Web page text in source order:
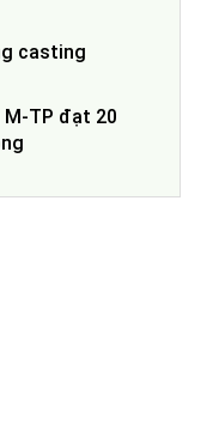
casting
M-TP đạt 20